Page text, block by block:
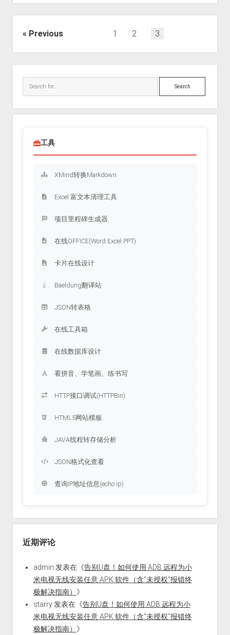
提
示
Command
Line
Developer
文Previous 1 2 3
Search
工具
XMind转换Markdown
Excel 富文本清理工具
项目里程碑生成器
在线OFFICE(Word Excel PPT)
卡片在线设计
Baeldung翻译站
JSON转表格
在线工具箱
在线数据库设计
看拼音、学笔画、练书写
HTTP接口调试(HTTPBin)
HTML5网站模板
JAVA线程转存储分析
JSON格式化查看
查询IP地址信息(echo ip)
近期评论
admin 发表在《告别U盘！如何使用 ADB 远程为小
米电视无线安装任意 APK 软件（含“未授权”报错终
极解决指南） 》
starry发表在《告别U盘！如何使用 ADB 远程为小
米电视无线安装任意 APK 软件（含“未授权”报错终
极解决指南） 》